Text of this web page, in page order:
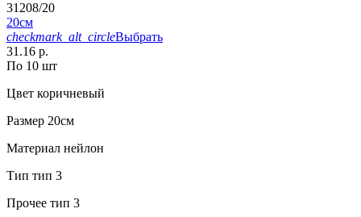
31208/20
20см
checkmark_alt_circleВыбрать
31.16 р.
По 10 шт
Цвет коричневый
Размер 20см
Материал нейлон
Тип тип 3
Прочее тип 3